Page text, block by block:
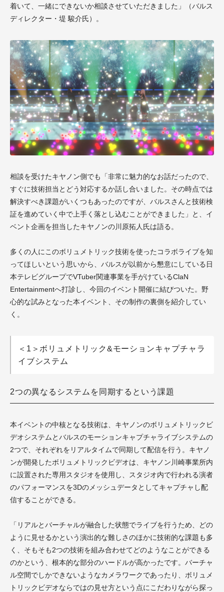
着いて、一緒にできないか相談させていただきました」（バルス
ディレクター・堤 駿介氏）。
相談を受けたキヤノン側でも「非常に魅力的なお話だったので、
すぐに技術担当とどう対応するか話し合いました。その時点では
解決すべき課題がいくつもあったのですが、バルスさんと技術検
証を進めていく中で上手く落とし込むことができました」と、イ
ベント企画を担当したキヤノンの川原拓人氏は語る。
多くの人にこのボリュメトリック技術を使ったコラボライブを知
ってほしいという思いから、バルスが以前から懇意にしている日
本テレビグループでVTuber関連事業を手がけているClaN
Entertainmentへ打診し、今回のイベント開催に結びついた。野
心的な試みとなった本イベント、その制作の裏側を紹介してい
く。
＜1＞ボリュメトリック&モーションキャプチャラ
イブシステム
2つの異なるシステムを同期するという課題
本イベントの中核となる技術は、キヤノンのボリュメトリックビ
デオシステムとバルスのモーションキャプチャライブシステムの
2つで、それぞれをリアルタイムで同期して配信を行う。キヤノ
ンが開発したボリュメトリックビデオは、キヤノン川崎事業所内
に設置された専用スタジオを使用し、スタジオ内で行われる演者
のパフォーマンスを3Dのメッシュデータとしてキャプチャし配
信することができる。
「リアルとバーチャルが融合した状態でライブを行うため、どの
ように見せるかという演出的な難しさのほかに技術的な課題も多
く、そもそも2つの技術を組み合わせてどのようなことができる
のかという、根本的な部分のハードルが高かったです。バーチャ
ル空間でしかできないようなカメラワークであったり、ボリュメ
トリックビデオならではの見せ方という点にこだわりながら探っ